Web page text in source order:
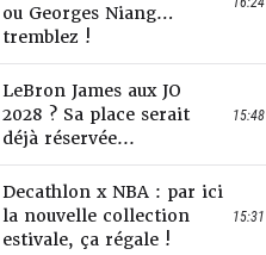
ou Georges Niang…
tremblez !
LeBron James aux JO
2028 ? Sa place serait
déjà réservée...
15:48
Decathlon x NBA : par ici
la nouvelle collection
estivale, ça régale !
15:31